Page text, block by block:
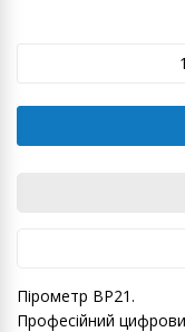
Пірометр BP21.
Професійний